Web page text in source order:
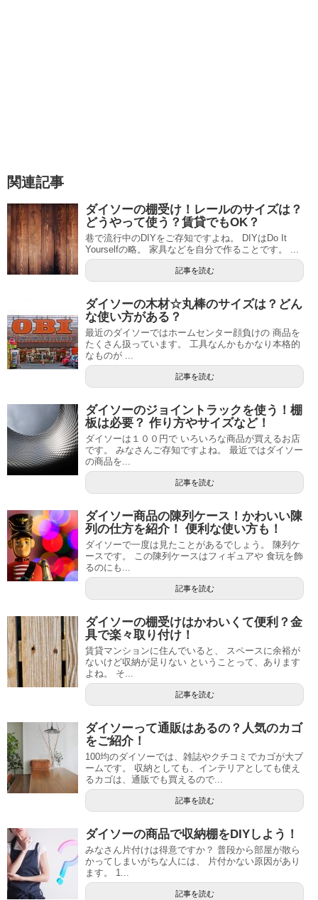
関連記事
ダイソーの棚受け！レールのサイズは？
どうやって使う？賃貸でもOK？
巷で流行中のDIYをご存知ですよね。 DIYはDo It
Yourselfの略。 家具などを自分で作ることです。 ...
記事を読む
ダイソーの木材☆丸棒のサイズは？どん
な使い方がある？
最近のダイソーではホームセンター顔負けの 商品を
たくさん扱っています。 工具なんかもかなり本格的
なものが ...
記事を読む
ダイソーのジョイントラックを使う！棚
板は必要？ 作り方やサイズなど！
ダイソーは１００円で いろいろな商品が買えるお店
です。 みなさんご存知ですよね。 最近ではダイソー
の商品を...
記事を読む
ダイソー商品の陳列ケース！かわいい陳
列の仕方を紹介！ 便利な使い方も！
ダイソーで一度は見たことがあるでしょう。 陳列ケ
ースです。 この陳列ケースはフィギュアや 食玩を飾
るのにも...
記事を読む
ダイソーの棚受けはかわいくて便利？金
具で楽々取り付け！
賃貸マンションに住んでいると、 スペースに余裕が
ないけど収納が足りない ということって、あります
よね。 そ...
記事を読む
ダイソーって通販はあるの？人気のカゴ
をご紹介！
100均のダイソーでは、雑誌やクチコミでカゴが大ブ
ームです。 収納としても、インテリアとしても使え
るカゴは、通販でも買えるので...
記事を読む
ダイソーの商品で収納棚をDIYしよう！
みなさん片付けは得意ですか？ 普段から部屋が散ら
かってしまいがちな人には、 片付かない原因があり
ます。 1...
記事を読む